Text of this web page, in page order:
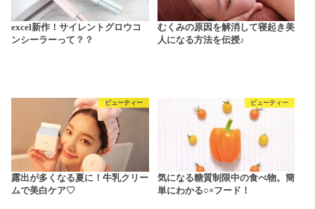
excel新作！サイレントグロウコ
ンシーラーって？？
むくみの原因を解消して寝起き美
人になる方法を伝授♪
ビューティー
露出が多くなる夏に！牛乳クリー
ムで美白ケア♡
ビューティー
気になる糖質制限中の食べ物。簡
単にわかる○×フード！